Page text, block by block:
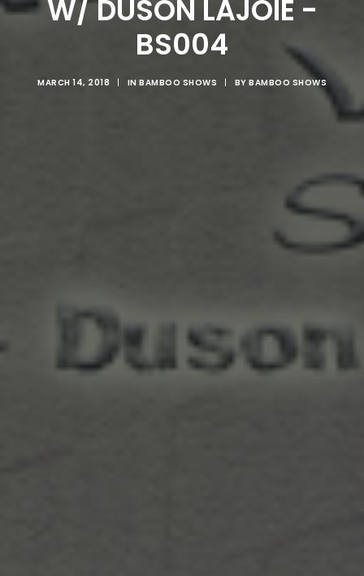
W/ DUSON LAJOIE -
BS004
MARCH 14, 2018 | IN BAMBOO SHOWS | BY BAMBOO SHOWS